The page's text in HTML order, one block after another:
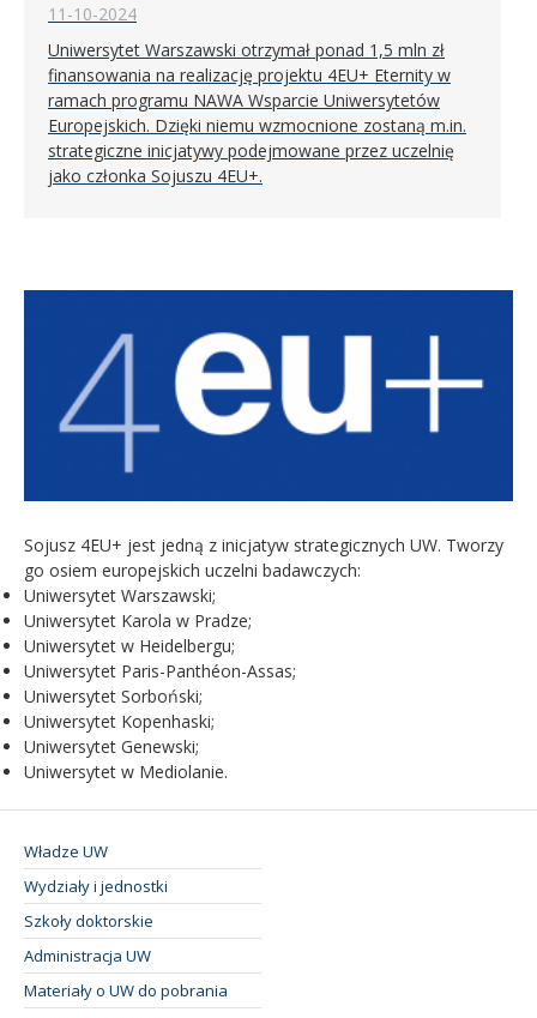
11-10-2024
Uniwersytet Warszawski otrzymał ponad 1,5 mln zł
finansowania na realizację projektu 4EU+ Eternity w
ramach programu NAWA Wsparcie Uniwersytetów
Europejskich. Dzięki niemu wzmocnione zostaną m.in.
strategiczne inicjatywy podejmowane przez uczelnię
jako członka Sojuszu 4EU+.
Sojusz 4EU+ jest jedną z inicjatyw strategicznych UW. Tworzy
go osiem europejskich uczelni badawczych:
Uniwersytet Warszawski;
Uniwersytet Karola w Pradze;
Uniwersytet w Heidelbergu;
Uniwersytet Paris-Panthéon-Assas;
Uniwersytet Sorboński;
Uniwersytet Kopenhaski;
Uniwersytet Genewski;
Uniwersytet w Mediolanie.
Władze UW
Wydziały i jednostki
Szkoły doktorskie
Administracja UW
Materiały o UW do pobrania